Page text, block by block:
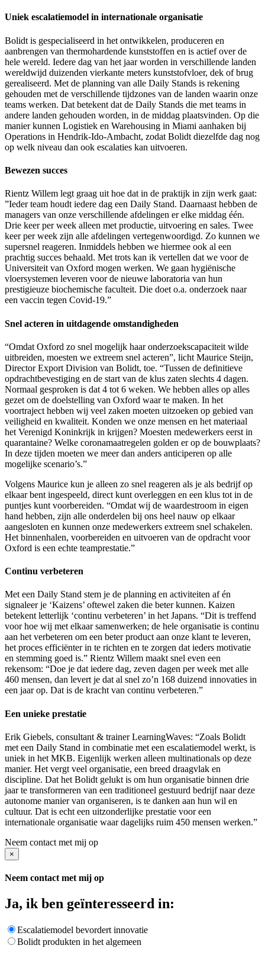
Uniek escalatiemodel in internationale organisatie
Bolidt is gespecialiseerd in het ontwikkelen, produceren en
aanbrengen van thermohardende kunststoffen en is actief over de
hele wereld. Iedere dag van het jaar worden in verschillende landen
wereldwijd duizenden vierkante meters kunststofvloer, dek of brug
gerealiseerd. Met de planning van alle Daily Stands is rekening
gehouden met de verschillende tijdzones van de landen waarin onze
teams werken. Dat betekent dat de Daily Stands die met teams in
andere landen gehouden worden, in de middag plaatsvinden. Op die
manier kunnen Logistiek en Warehousing in Miami aanhaken bij
Operations in Hendrik-Ido-Ambacht, zodat Bolidt diezelfde dag nog
op welk niveau dan ook escalaties kan uitvoeren.
Bewezen succes
Rientz Willem legt graag uit hoe dat in de praktijk in zijn werk gaat:
”Ieder team houdt iedere dag een Daily Stand. Daarnaast hebben de
managers van onze verschillende afdelingen er elke middag één.
Drie keer per week alleen met productie, uitvoering en sales. Twee
keer per week zijn alle afdelingen vertegenwoordigd. Zo kunnen we
supersnel reageren. Inmiddels hebben we hiermee ook al een
prachtig succes behaald. Met trots kan ik vertellen dat we voor de
Universiteit van Oxford mogen werken. We gaan hygiënische
vloersystemen leveren voor de nieuwe laboratoria van hun
prestigieuze biochemische faculteit. Die doet o.a. onderzoek naar
een vaccin tegen Covid-19.”
Snel acteren in uitdagende omstandigheden
“Omdat Oxford zo snel mogelijk haar onderzoekscapaciteit wilde
uitbreiden, moesten we extreem snel acteren”, licht Maurice Steijn,
Director Export Division van Bolidt, toe. “Tussen de definitieve
opdrachtbevestiging en de start van de klus zaten slechts 4 dagen.
Normaal gesproken is dat 4 tot 6 weken. We hebben alles op alles
gezet om de doelstelling van Oxford waar te maken. In het
voortraject hebben wij veel zaken moeten uitzoeken op gebied van
veiligheid en kwaliteit. Konden we onze mensen en het materiaal
het Verenigd Koninkrijk in krijgen? Moesten medewerkers eerst in
quarantaine? Welke coronamaatregelen golden er op de bouwplaats?
In deze tijden moeten we meer dan anders anticiperen op alle
mogelijke scenario’s.”
Volgens Maurice kun je alleen zo snel reageren als je als bedrijf op
elkaar bent ingespeeld, direct kunt overleggen en een klus tot in de
puntjes kunt voorbereiden. “Omdat wij de waardestroom in eigen
hand hebben, zijn alle onderdelen bij ons heel nauw op elkaar
aangesloten en kunnen onze medewerkers extreem snel schakelen.
Het binnenhalen, voorbereiden en uitvoeren van de opdracht voor
Oxford is een echte teamprestatie.”
Continu verbeteren
Met een Daily Stand stem je de planning en activiteiten af én
signaleer je ‘Kaizens’ oftewel zaken die beter kunnen. Kaizen
betekent letterlijk ‘continu verbeteren’ in het Japans. “Dit is treffend
voor hoe wij met elkaar samenwerken; de hele organisatie is continu
aan het verbeteren om een beter product aan onze klant te leveren,
het proces efficiënter in te richten en te zorgen dat ieders motivatie
en stemming goed is.” Rientz Willem maakt snel even een
rekensom: “Doe je dat iedere dag, zeven dagen per week met alle
460 mensen, dan levert je dat al snel zo’n 168 duizend innovaties in
een jaar op. Dat is de kracht van continu verbeteren.”
Een unieke prestatie
Erik Giebels, consultant & trainer LearningWaves: “Zoals Bolidt
met een Daily Stand in combinatie met een escalatiemodel werkt, is
uniek in het MKB. Eigenlijk werken alleen multinationals op deze
manier. Het vergt veel organisatie, een breed draagvlak en
discipline. Dat het Bolidt gelukt is om hun organisatie binnen drie
jaar te transformeren van een traditioneel gestuurd bedrijf naar deze
autonome manier van organiseren, is te danken aan hun wil en
cultuur. Dat is echt een uitzonderlijke prestatie voor een
internationale organisatie waar dagelijks ruim 450 mensen werken.”
Neem contact met mij op
×
Neem contact met mij op
Ja, ik ben geïnteresseerd in:
Escalatiemodel bevordert innovatie
Bolidt produkten in het algemeen